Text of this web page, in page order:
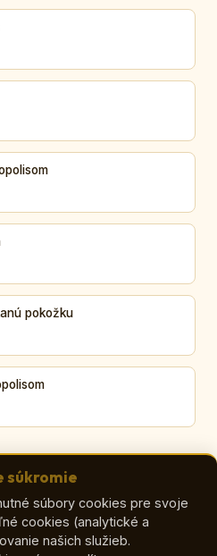
pokožku
o mede|O mede|Ako vybrať med
súkromie
súbory cookies pre svoje
cookies (analytické a
našich služieb.